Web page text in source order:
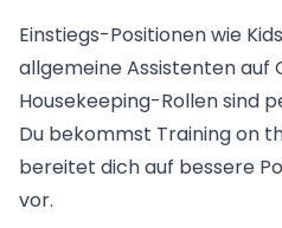
Einstiegs-Positionen wie
allgemeine Assistenten auf
Housekeeping-Rollen sind
Du bekommst Training on
bereitet dich auf bessere
vor.